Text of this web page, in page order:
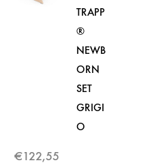
TRAPP
®
NEWB
ORN
SET
GRIGI
O
€122,55